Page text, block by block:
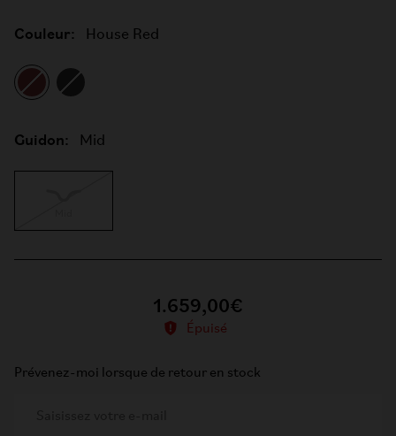
Couleur: House Red
Guidon: Mid
1.659,00€
Épuisé
Prévenez-moi lorsque de retour en stock